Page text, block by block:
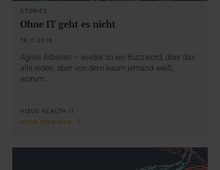
STORIES
Ohne IT geht es nicht
19.11.2018
Agiles Arbeiten – wieder so ein Buzzword, über das
alle reden, aber von dem kaum jemand weiß,
worum…
VISUS HEALTH IT
MEHR ERFAHREN